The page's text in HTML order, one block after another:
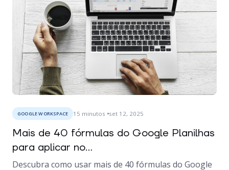
GOOGLE WORKSPACE 15 minutos set 12, 2025
Mais de 40 fórmulas do Google Planilhas
para aplicar no...
Descubra como usar mais de 40 fórmulas do Google